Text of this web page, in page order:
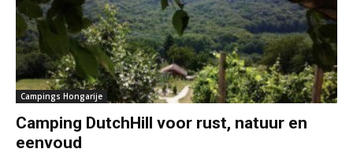
Campings Hongarije
Camping DutchHill voor rust, natuur en
eenvoud